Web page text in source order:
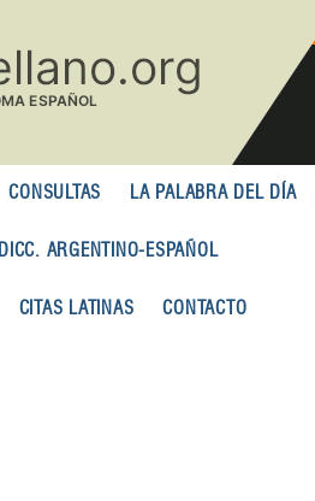
CONSULTAS LA PALABRA DEL DÍA
DICC. ARGENTINO-ESPAÑOL
CITAS LATINAS CONTACTO